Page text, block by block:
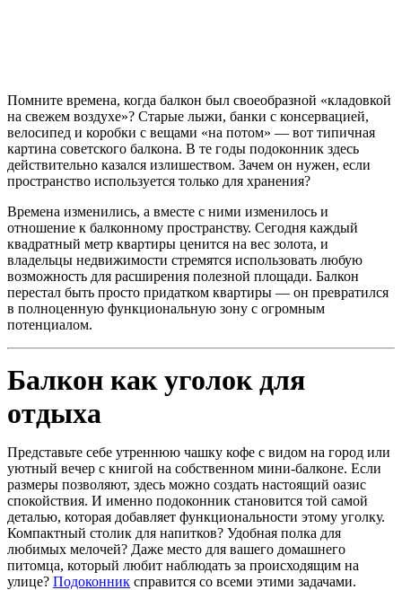
Помните времена, когда балкон был своеобразной «кладовкой
на свежем воздухе»? Старые лыжи, банки с консервацией,
велосипед и коробки с вещами «на потом» — вот типичная
картина советского балкона. В те годы подоконник здесь
действительно казался излишеством. Зачем он нужен, если
пространство используется только для хранения?
Времена изменились, а вместе с ними изменилось и
отношение к балконному пространству. Сегодня каждый
квадратный метр квартиры ценится на вес золота, и
владельцы недвижимости стремятся использовать любую
возможность для расширения полезной площади. Балкон
перестал быть просто придатком квартиры — он превратился
в полноценную функциональную зону с огромным
потенциалом.
Балкон как уголок для
отдыха
Представьте себе утреннюю чашку кофе с видом на город или
уютный вечер с книгой на собственном мини-балконе. Если
размеры позволяют, здесь можно создать настоящий оазис
спокойствия. И именно подоконник становится той самой
деталью, которая добавляет функциональности этому уголку.
Компактный столик для напитков? Удобная полка для
любимых мелочей? Даже место для вашего домашнего
питомца, который любит наблюдать за происходящим на
улице? Подоконник справится со всеми этими задачами.